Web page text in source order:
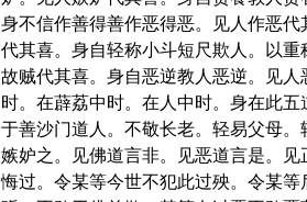
身不信作善得善作恶得恶。见人作恶
代其喜。身自轻称小斗短尺欺人。以
故贼代其喜。身自恶逆教人恶逆。见
时。在薜荔中时。在人中时。身在此
于善沙门道人。不敬长老。轻易父母
嫉妒之。见佛道言非。见恶道言是。
悔过。令某等今世不犯此过殃。令某